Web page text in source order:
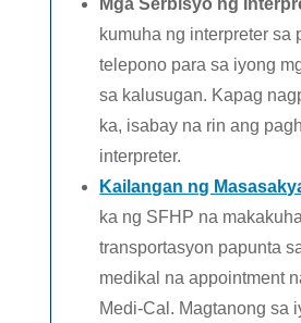
Mga Serbisyo ng
kumuha ng interpreter sa
telepono para sa iyong
sa kalusugan. Kapag
ka, isabay na rin ang
interpreter.
Kailangan ng
ka ng SFHP na
transportasyon papunta
medikal na appointment
Medi-Cal. Magtanong sa